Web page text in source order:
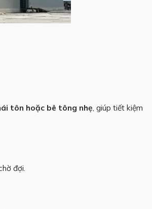
tôn hoặc bê tông nhẹ, giúp tiết kiệm
đợi.